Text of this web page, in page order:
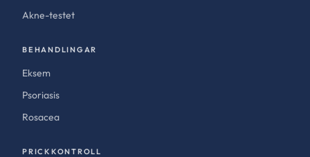
Akne-testet
BEHANDLINGAR
Eksem
Psoriasis
Rosacea
PRICKKONTROLL